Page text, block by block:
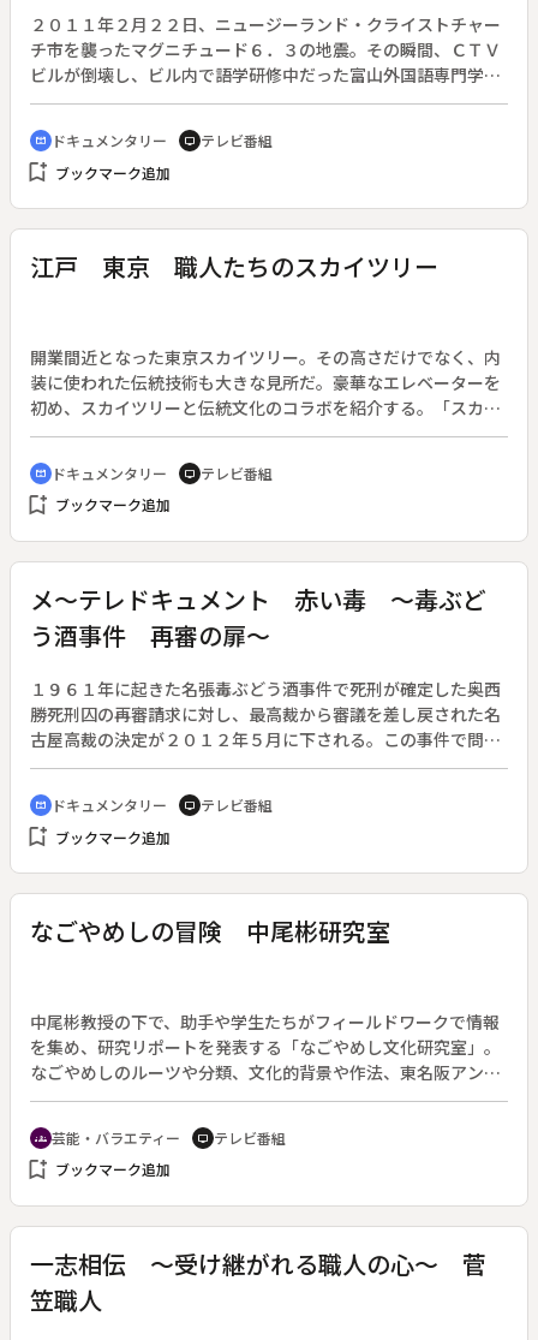
２０１１年２月２２日、ニュージーランド・クライストチャー
チ市を襲ったマグニチュード６．３の地震。その瞬間、ＣＴＶ
ビルが倒壊し、ビル内で語学研修中だった富山外国語専門学校
の学生１２人が犠牲となった。この地震で倒壊した鉄筋コンク
リートのビルは２つだけ。地震による犠牲者の３分の２は、Ｃ
ＴＶビルの倒壊によるものだ。◆あれから１年。遺族たちは肉
親を亡くしたＣＴＶビルの跡地にようやく足を踏み入れること
は人災ではないのか…」。かけがえのない家族の思いもよらぬ
死を、遺族は１年経っても受け入れることができない。◆ニュ
ージーランド王立委員会が倒壊原因の調査を始めたが、報告は
庁は「ＣＴＶビルは建設当時の基準を満たしていなかった」と
の調査結果を公表している。取材班はビル設計当初に市の職員
が設計会社に送付した文書を入手した。内容には設計の不備を
られがちなニュージーランド地震の悲劇。ＣＴＶビルはなぜ倒
壊したのか。だれの責任といえるのか。番組では、明かされな
cinematic_blur ドキュメンタリー tv テレビ番組
bookmark_add ブックマーク追加
江戸 東京 職人たちのスカイツリー
開業間近となった東京スカイツリー。その高さだけでなく、内
装に使われた伝統技術も大きな見所だ。豪華なエレベーターを
初め、スカイツリーと伝統文化のコラボを紹介する。「スカイ
ツリーの魅力すべて見せます」第２部。◆世界一の電波塔・東
京スカイツリーが、いよいよ２０１２年５月２２日に開業す
る。見どころは世界一の高さだけではない。「時空を越えたラ
ンドスケープ」をコンセプトにするスカイツリーには、随所に
絵羽子板が華やかに飾る。その制作の様子をドキュメント。ま
た、スカイツリー建設をきっかけに盛り上がる、地元である東
京・墨田のものづくりも紹介する。リポーターは假屋崎省吾、
ねづっち。
cinematic_blur ドキュメンタリー tv テレビ番組
bookmark_add ブックマーク追加
メ～テレドキュメント 赤い毒 ～毒ぶど
う酒事件 再審の扉～
１９６１年に起きた名張毒ぶどう酒事件で死刑が確定した奥西
勝死刑囚の再審請求に対し、最高裁から審議を差し戻された名
古屋高裁の決定が２０１２年５月に下される。この事件で問わ
れ続けてきたのは、「自白」の信用性だ。「極刑となることが
予想される重大犯罪について、自ら進んで、あえて嘘の自白を
するとは考えられない」という考え方が司法を支配してきた。
しかし、足利事件、布川事件は、「自白は証拠の王」という捜
特定の謎と証拠開示の問題を独自に検証するとともに、冤罪の
温床となる「自白の取り扱い」について考える。嘘の自白をす
る可能性を、誰が否定できるのか。事件から５１年、今なお解
cinematic_blur ドキュメンタリー tv テレビ番組
bookmark_add ブックマーク追加
なごやめしの冒険 中尾彬研究室
中尾彬教授の下で、助手や学生たちがフィールドワークで情報
を集め、研究リポートを発表する「なごやめし文化研究室」。
なごやめしのルーツや分類、文化的背景や作法、東名阪アンケ
ートなどを通じて、なごやめしの謎を解明し、名古屋の味と名
古屋の魅力を紹介していく。番組オリジナルの「究極のなごや
めし弁当」づくりにも挑戦する。
groups 芸能・バラエティー tv テレビ番組
bookmark_add ブックマーク追加
一志相伝 ～受け継がれる職人の心～ 菅
笠職人